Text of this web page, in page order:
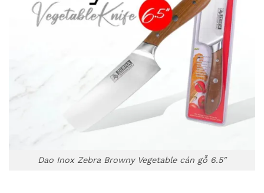
Dao Inox Zebra Browny Vegetable cán gỗ 6.5″